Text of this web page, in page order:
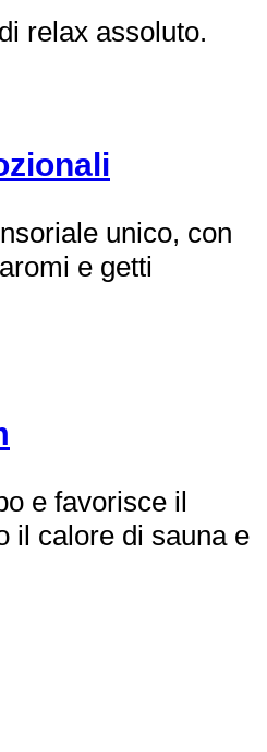
relax assoluto.
unico, con
e getti
e favorisce il
il calore di sauna e